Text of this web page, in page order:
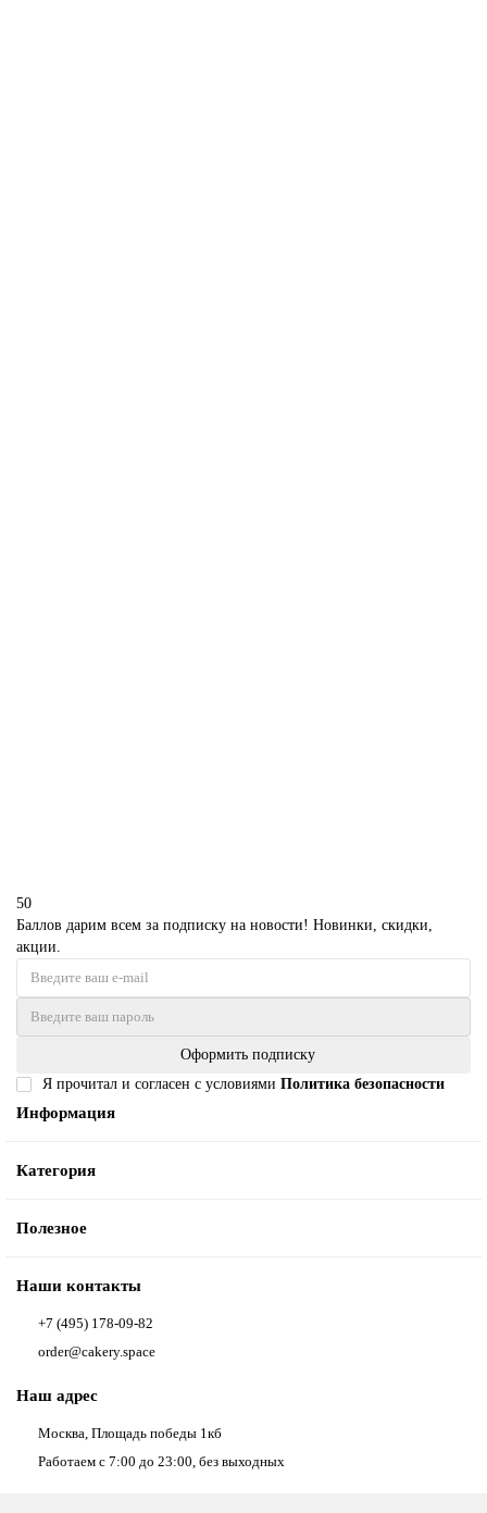
50
Баллов дарим всем за подписку на новости! Новинки, скидки,
акции.
Оформить подписку
Я прочитал и согласен с условиями Политика безопасности
Информация
Категория
Полезное
Наши контакты
+7 (495) 178-09-82
order@cakery.space
Наш адрес
Москва, Площадь победы 1кб
Работаем с 7:00 до 23:00, без выходных